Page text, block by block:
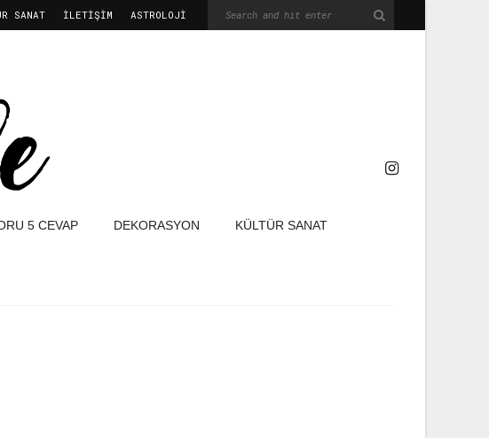
SANAT İLETIŞIM ASTROLOJİ
5 CEVAP DEKORASYON KÜLTÜR SANAT